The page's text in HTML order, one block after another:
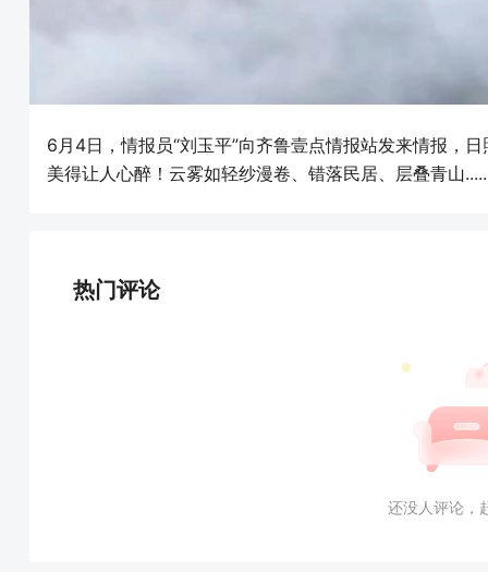
6月4日，情报员“刘玉平”向齐鲁壹点情报站发来情报，
美得让人心醉！云雾如轻纱漫卷、错落民居、层叠青山
热门评论
还没人评论，